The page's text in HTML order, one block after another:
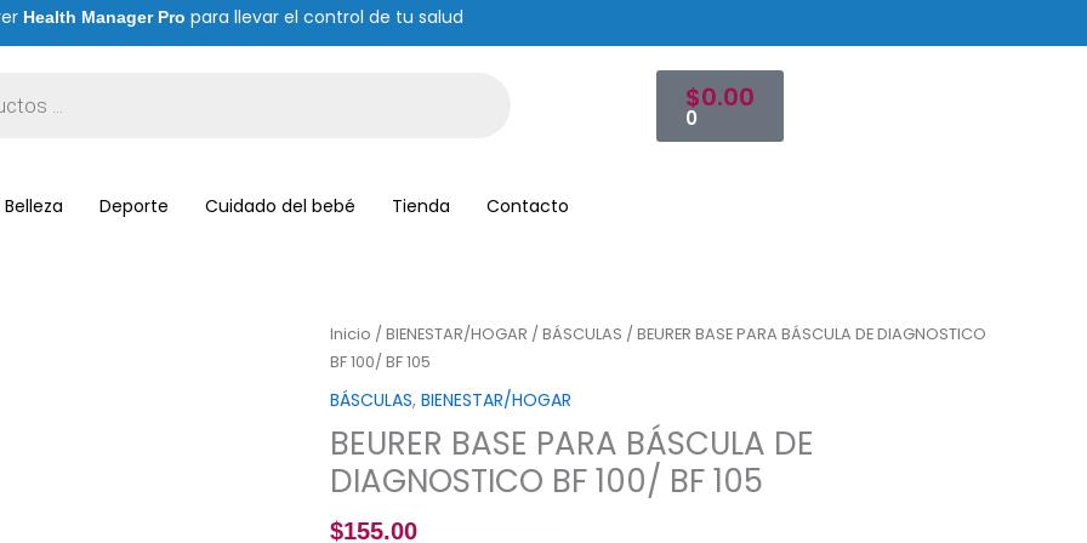
Health Manager Pro para llevar el control de tu salud
$0.00
0
Cart
Belleza Deporte Cuidado del bebé Tienda Contacto
Inicio /BIENESTAR/HOGAR /BÁSCULAS / BEURER BASE PARA BÁSCULA DE DIAGNOSTICO
BF 100/ BF 105
BÁSCULAS, BIENESTAR/HOGAR
BEURER BASE PARA BÁSCULA DE
DIAGNOSTICO BF 100/ BF 105
$155.00
BEURER
BASE
PARA
DE
DIAGNOSTICO
BF
100/